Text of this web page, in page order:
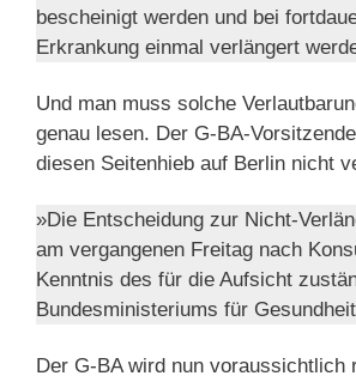
bescheinigt werden und bei
Erkrankung einmal verlängert
Und man muss solche
genau lesen. Der G-BA-
diesen Seitenhieb auf Berlin nicht
»Die Entscheidung zur Nicht-
am vergangenen Freitag nach
Kenntnis des für die Aufsicht
Bundesministeriums für
Der G-BA wird nun voraussichtlich